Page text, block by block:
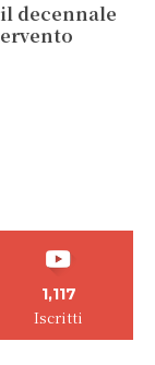
decennale
1,117
Iscritti